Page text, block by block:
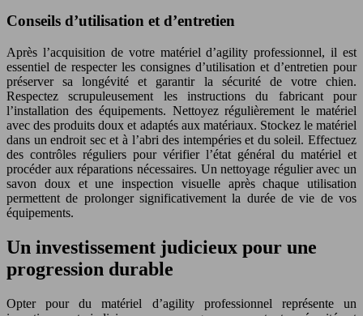
Conseils d’utilisation et d’entretien
Après l’acquisition de votre matériel d’agility professionnel, il est
essentiel de respecter les consignes d’utilisation et d’entretien pour
préserver sa longévité et garantir la sécurité de votre chien.
Respectez scrupuleusement les instructions du fabricant pour
l’installation des équipements. Nettoyez régulièrement le matériel
avec des produits doux et adaptés aux matériaux. Stockez le matériel
dans un endroit sec et à l’abri des intempéries et du soleil. Effectuez
des contrôles réguliers pour vérifier l’état général du matériel et
procéder aux réparations nécessaires. Un nettoyage régulier avec un
savon doux et une inspection visuelle après chaque utilisation
permettent de prolonger significativement la durée de vie de vos
équipements.
Un investissement judicieux pour une
progression durable
Opter pour du matériel d’agility professionnel représente un